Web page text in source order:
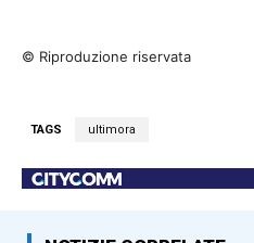
© Riproduzione riservata
TAGS ultimora